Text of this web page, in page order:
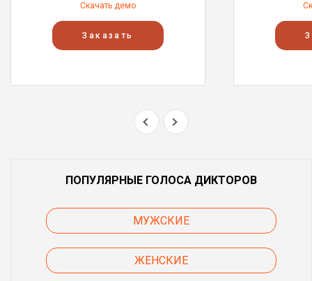
Скачать демо
Заказать
ПОПУЛЯРНЫЕ ГОЛОСА ДИКТОРОВ
МУЖСКИЕ
ЖЕНСКИЕ